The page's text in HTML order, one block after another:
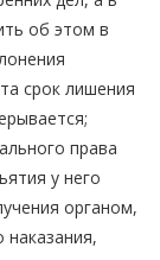
об этом в
срок лишения
права
у него
органом,